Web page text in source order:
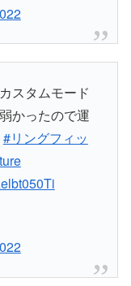
スタムモード
かったので運
#リングフィッ